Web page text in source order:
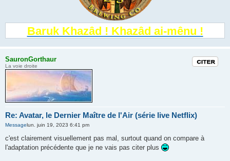
Baruk Khazâd ! Khazâd ai-mênu !
SauronGorthaur
La voie droite
Re: Avatar, le Dernier Maître de l'Air (série live Netflix)
Citation
Message lun. juin 19, 2023 6:41 pm
c'est clairement visuellement pas mal, surtout quand on compare à
l'adaptation précédente que je ne vais pas citer plus